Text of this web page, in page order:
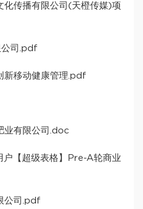
化传播有限公司(天橙传媒)项
公司.pdf
新移动健康管理.pdf
业有限公司.doc
户【超级表格】Pre-A轮商业
公司.pdf